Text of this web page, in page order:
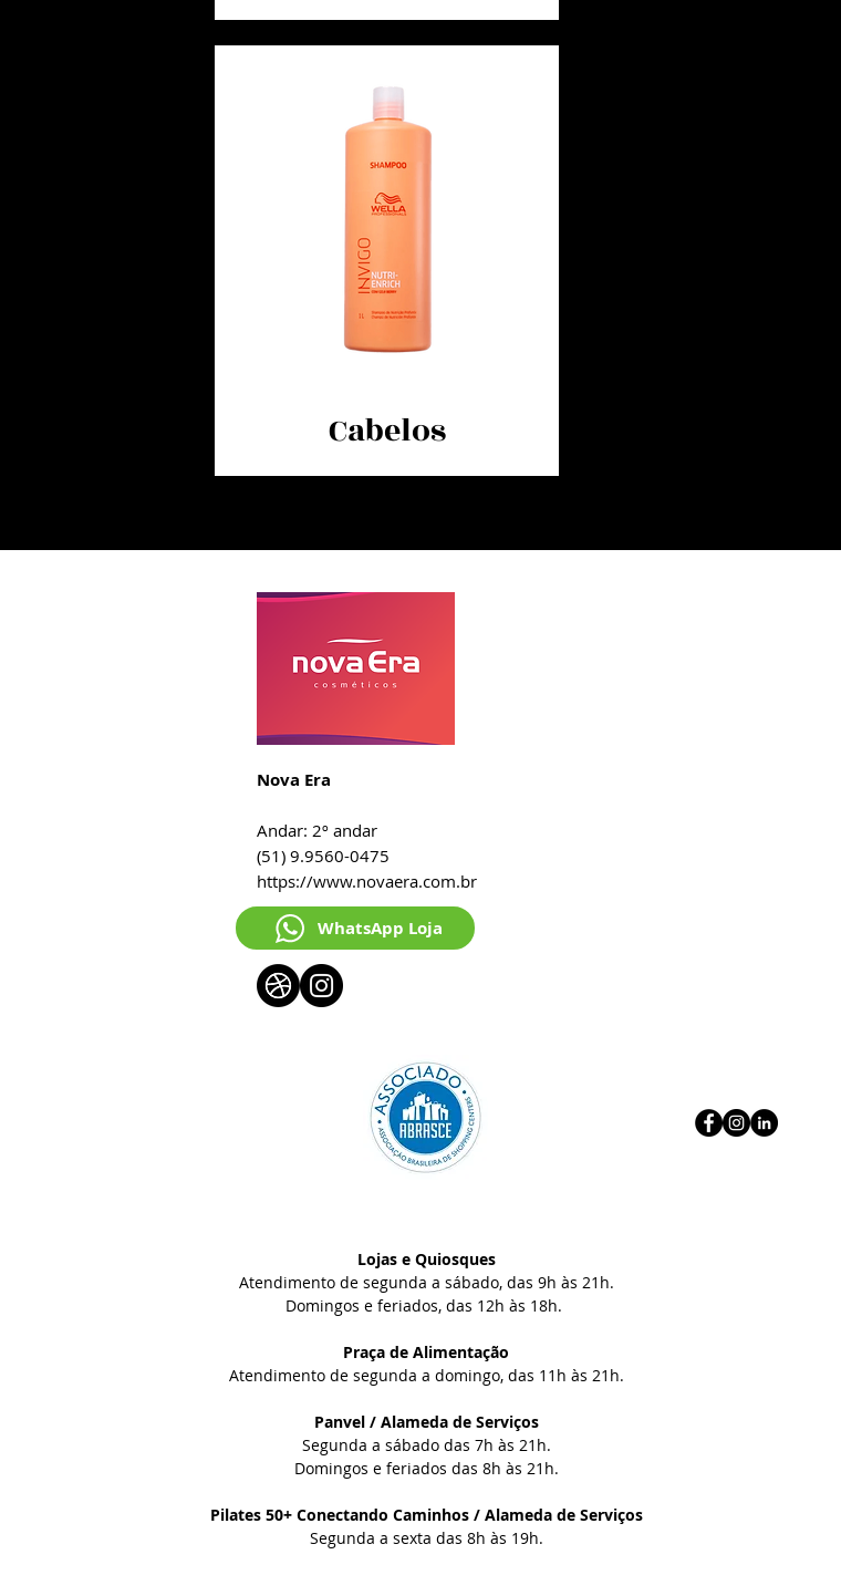
Cabelos
Nova Era
Andar: 2º andar
(51) 9.9560-0475
https://www.novaera.com.br
WhatsApp Loja
Lojas e Quiosques
Atendimento de segunda a sábado, das 9h às 21h.
Domingos e feriados, das 12h às 18h.
Praça de Alimentação
Atendimento de segunda a domingo, das 11h às 21h.
Panvel / Alameda de Serviços
Segunda a sábado das 7h às 21h.
Domingos e feriados das 8h às 21h.
Pilates 50+ Conectando Caminhos / Alameda de Serviços
Segunda a sexta das 8h às 19h.